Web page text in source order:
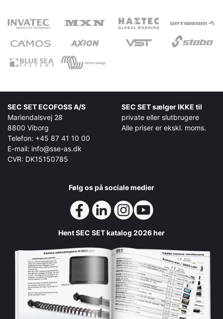
SEC SET ECOFOSS A/S
Mariendalsvej 28
8800 Viborg
Telefon: +45 87 41 10 00
E-mail: info@sse-as.dk
CVR: DK15150785
SEC SET sælger IKKE til
private eller slutbrugere
Alle priser er ekskl. moms.
Følg os på sociale medier
Hent SEC SET katalog 2026 her